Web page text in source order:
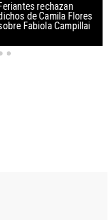
rechazan
de Camila Flores
Fabiola Campillai